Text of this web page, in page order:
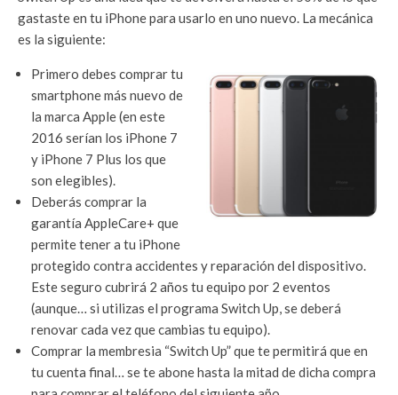
gastaste en tu iPhone para usarlo en uno nuevo. La mecánica
es la siguiente:
Primero debes comprar tu
smartphone más nuevo de
la marca Apple (en este
2016 serían los iPhone 7
y iPhone 7 Plus los que
son elegibles).
Deberás comprar la
garantía AppleCare+ que
permite tener a tu iPhone
protegido contra accidentes y reparación del dispositivo.
Este seguro cubrirá 2 años tu equipo por 2 eventos
(aunque… si utilizas el programa Switch Up, se deberá
renovar cada vez que cambias tu equipo).
Comprar la membresia “Switch Up” que te permitirá que en
tu cuenta final… se te abone hasta la mitad de dicha compra